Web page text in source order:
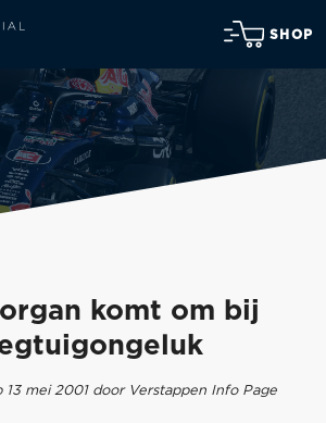
SHOP
komt om bij
13 mei 2001 door Verstappen Info Page